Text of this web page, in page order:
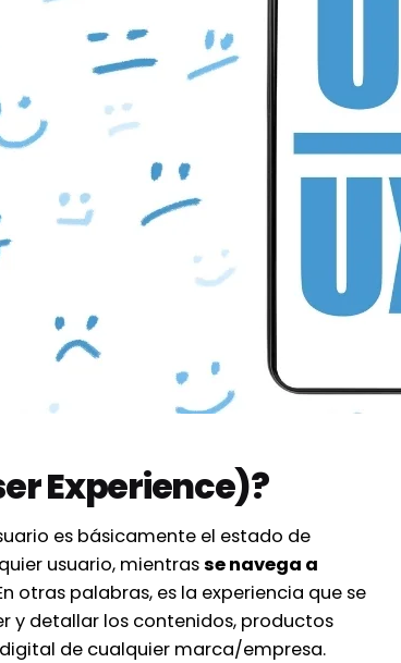
Experience)?
es básicamente el estado de
usuario, mientrasse navega a
otras palabras, es la experiencia que se
y detallar los contenidos, productos
de cualquier marca/empresa.